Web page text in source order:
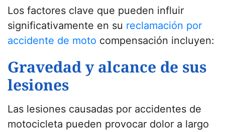
Los factores clave que pueden influir
significativamente en su reclamación por
accidente de moto compensación incluyen:
Gravedad y alcance de sus
lesiones
Las lesiones causadas por accidentes de
motocicleta pueden provocar dolor a largo